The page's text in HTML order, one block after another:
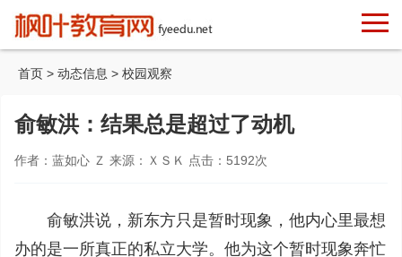
首页 > 动态信息 > 校园观察
俞敏洪：结果总是超过了动机
作者：蓝如心 Ｚ 来源：ＸＳＫ 点击： 5192次
俞敏洪说，新东方只是暂时现象，他内心里最想
办的是一所真正的私立大学。他为这个暂时现象奔忙